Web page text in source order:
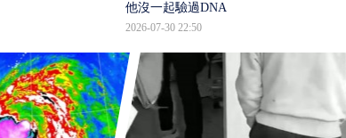
他沒一起驗過DNA
2026-07-30 22:50